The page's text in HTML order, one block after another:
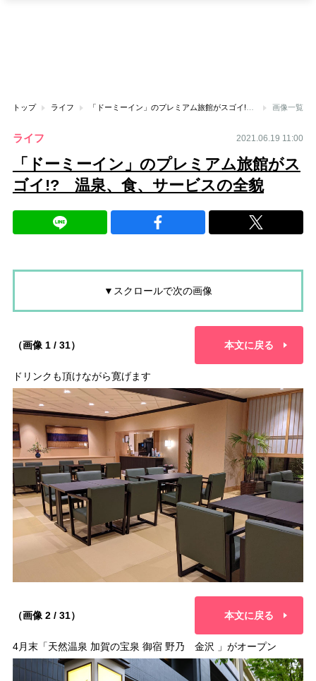
トップ ライフ 画像一覧
ライフ 2021.06.19 11:00
「ドーミーイン」のプレミアム旅館がス
ゴイ!? 温泉、食、サービスの全貌
▼スクロールで次の画像
（画像 1 / 31） 本文に戻る
ドリンクも頂けながら寛げます
（画像 2 / 31） 本文に戻る
4月末「天然温泉 加賀の宝泉 御宿 野乃 金沢 」がオープン